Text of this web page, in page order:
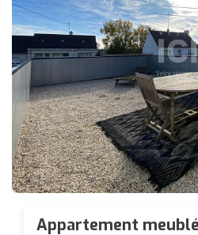
Appartement